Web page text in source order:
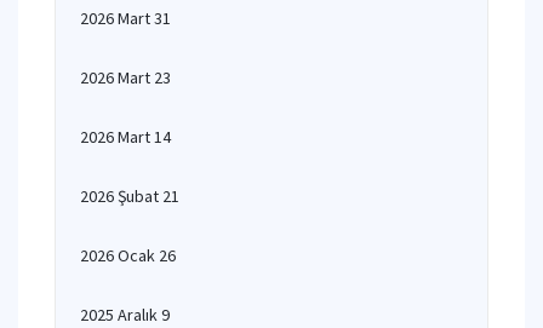
2026 Mart 31
2026 Mart 23
2026 Mart 14
2026 Şubat 21
2026 Ocak 26
2025 Aralık 9